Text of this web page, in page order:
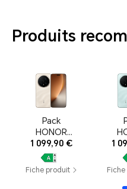
Produits
Pack
HONOR
Magic8 Pro
– 12+512Go,
Sunrise
Gold
1 099,90 €
Fiche produit
–
1